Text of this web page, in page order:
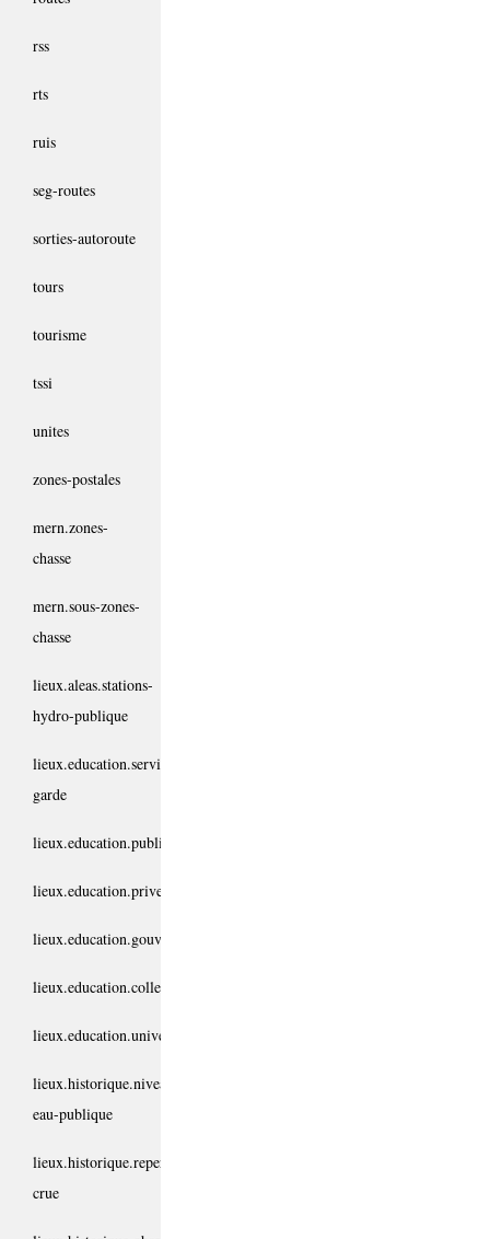
rss
rts
ruis
seg-routes
sorties-autoroute
tours
tourisme
tssi
unites
zones-postales
mern.zones-
chasse
mern.sous-zones-
chasse
lieux.aleas.stations-
hydro-publique
lieux.education.service-
garde
lieux.education.public
lieux.education.prive
lieux.education.gouvernemental
lieux.education.colleges
lieux.education.universites
lieux.historique.niveau-
eau-publique
lieux.historique.reperes-
crue